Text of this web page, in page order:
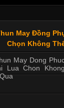
May Đồng
Chọn Không